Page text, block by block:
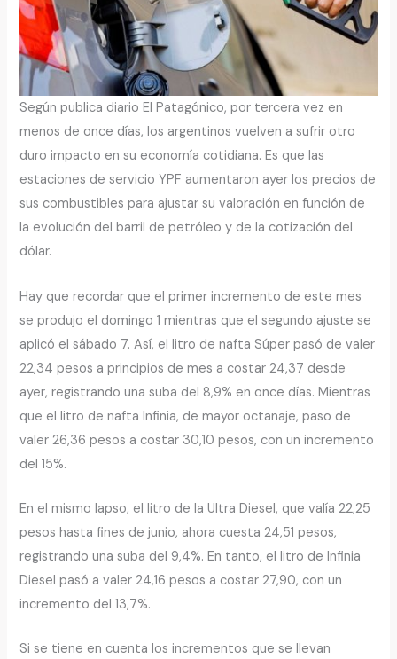
Según publica diario El Patagónico, por tercera vez en
menos de once días, los argentinos vuelven a sufrir otro
duro impacto en su economía cotidiana. Es que las
estaciones de servicio YPF aumentaron ayer los precios de
sus combustibles para ajustar su valoración en función de
la evolución del barril de petróleo y de la cotización del
dólar.
Hay que recordar que el primer incremento de este mes
se produjo el domingo 1 mientras que el segundo ajuste se
aplicó el sábado 7. Así, el litro de nafta Súper pasó de valer
22,34 pesos a principios de mes a costar 24,37 desde
ayer, registrando una suba del 8,9% en once días. Mientras
que el litro de nafta Infinia, de mayor octanaje, paso de
valer 26,36 pesos a costar 30,10 pesos, con un incremento
del 15%.
En el mismo lapso, el litro de la Ultra Diesel, que valía 22,25
pesos hasta fines de junio, ahora cuesta 24,51 pesos,
registrando una suba del 9,4%. En tanto, el litro de Infinia
Diesel pasó a valer 24,16 pesos a costar 27,90, con un
incremento del 13,7%.
Si se tiene en cuenta los incrementos que se llevan